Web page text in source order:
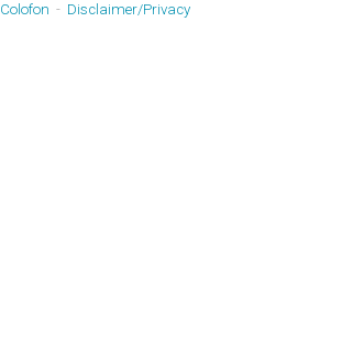
Colofon - Disclaimer/Privacy